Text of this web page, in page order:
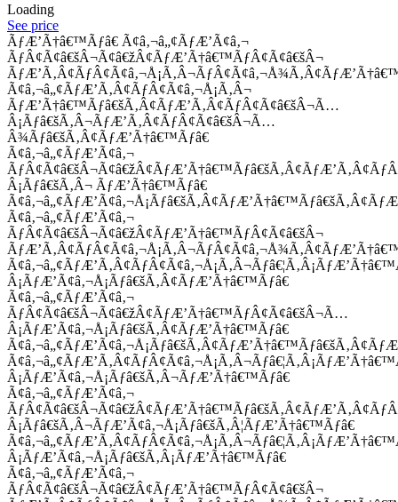
Loading
See price
ÃƒÆ’Ã†â€™Ãƒâ€ Ã¢â‚¬â„¢ÃƒÆ’Ã¢â‚¬
ÃƒÂ¢Ã¢â€šÂ¬Ã¢â€žÂ¢ÃƒÆ’Ã†â€™ÃƒÂ¢Ã¢â€šÂ¬
Ã¢â‚¬â„¢ÃƒÆ’Ã‚Â¢ÃƒÂ¢Ã¢â‚¬Å¡Ã‚Â¬
ÃƒÆ’Ã†â€™Ãƒâ€šÃ‚Â¢ÃƒÆ’Ã‚Â¢ÃƒÂ¢Ã¢â€šÂ¬Ã…
Â¡Ãƒâ€šÃ‚Â¬ÃƒÆ’Ã‚Â¢ÃƒÂ¢Ã¢â€šÂ¬Ã…
Â¾Ãƒâ€šÃ‚Â¢ÃƒÆ’Ã†â€™Ãƒâ€
Ã¢â‚¬â„¢ÃƒÆ’Ã¢â‚¬
Â¡Ãƒâ€šÃ‚Â¬ ÃƒÆ’Ã†â€™Ãƒâ€
Ã¢â‚¬â„¢ÃƒÆ’Ã¢â‚¬
ÃƒÂ¢Ã¢â€šÂ¬Ã¢â€žÂ¢ÃƒÆ’Ã†â€™ÃƒÂ¢Ã¢â€šÂ¬
Â¡ÃƒÆ’Ã¢â‚¬Å¡Ãƒâ€šÃ‚Â¢ÃƒÆ’Ã†â€™Ãƒâ€
Ã¢â‚¬â„¢ÃƒÆ’Ã¢â‚¬
ÃƒÂ¢Ã¢â€šÂ¬Ã¢â€žÂ¢ÃƒÆ’Ã†â€™ÃƒÂ¢Ã¢â€šÂ¬Ã…
Â¡ÃƒÆ’Ã¢â‚¬Å¡Ãƒâ€šÃ‚Â¢ÃƒÆ’Ã†â€™Ãƒâ€
Â¡ÃƒÆ’Ã¢â‚¬Å¡Ãƒâ€šÃ‚Â¬ÃƒÆ’Ã†â€™Ãƒâ€
Ã¢â‚¬â„¢ÃƒÆ’Ã¢â‚¬
Â¡Ãƒâ€šÃ‚Â¬ÃƒÆ’Ã¢â‚¬Å¡Ãƒâ€šÃ‚Â¦ÃƒÆ’Ã†â€™Ãƒâ€
Â¡ÃƒÆ’Ã¢â‚¬Å¡Ãƒâ€šÃ‚Â¡ÃƒÆ’Ã†â€™Ãƒâ€
Ã¢â‚¬â„¢ÃƒÆ’Ã¢â‚¬
ÃƒÂ¢Ã¢â€šÂ¬Ã¢â€žÂ¢ÃƒÆ’Ã†â€™ÃƒÂ¢Ã¢â€šÂ¬